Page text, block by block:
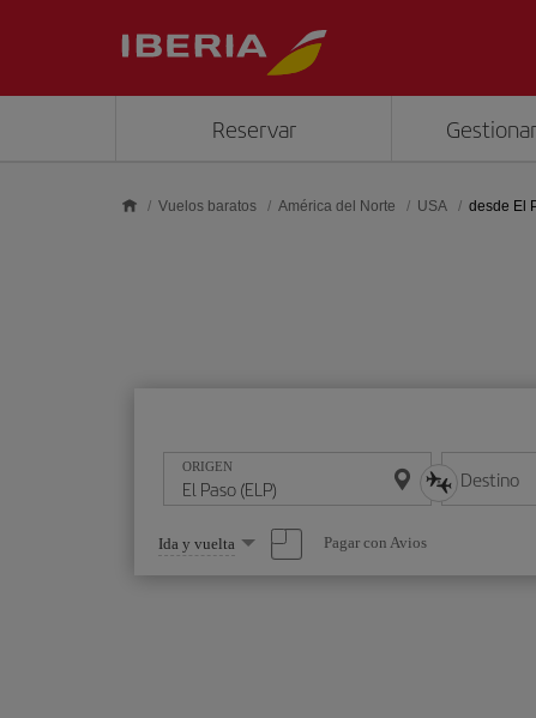
Reservar
Vuelos baratos América del Norte USA desde El
ORIGEN Destino
Seleccione
una
opción
Ida y vuelta Pagar con Avios